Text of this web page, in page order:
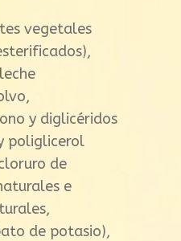
vegetales
y diglicéridos
poliglicerol
de
e
de potasio),